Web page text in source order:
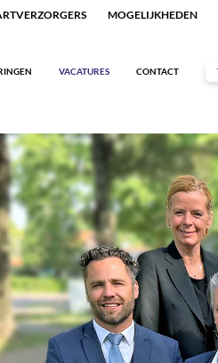
MOGELIJKHEDEN
VACATURES CONTACT